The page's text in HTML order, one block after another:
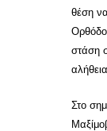
θέση
στάση
Στο